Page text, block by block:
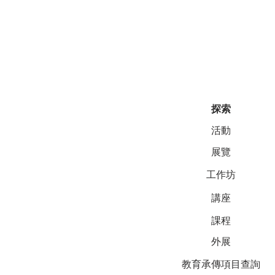
探索
活動
展覽
工作坊
講座
課程
外展
教育承傳項目查詢